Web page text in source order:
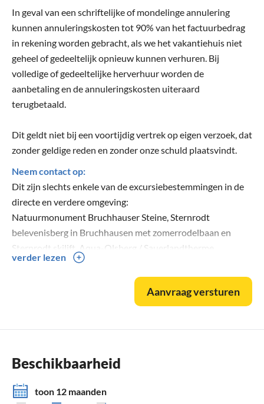
In geval van een schriftelijke of mondelinge annulering
kunnen annuleringskosten tot 90% van het factuurbedrag
in rekening worden gebracht, als we het vakantiehuis niet
geheel of gedeeltelijk opnieuw kunnen verhuren. Bij
volledige of gedeeltelijke herverhuur worden de
aanbetaling en de annuleringskosten uiteraard
terugbetaald.
Dit geldt niet bij een voortijdig vertrek op eigen verzoek, dat
zonder geldige reden en zonder onze schuld plaatsvindt.
Neem contact op:
Dit zijn slechts enkele van de excursiebestemmingen in de
directe en verdere omgeving:
Natuurmonument Bruchhauser Steine, Sternrodt
belevenisberg in Bruchhausen met zomerrodelbaan en
Sternrodt skilift, Aqua-Olsberg / Sauerlandtherme,
Willingen met Ettelsberg en Hochheideturm alsmede wild-
en sprookjespark, Hochheide in Niedersfeld, Winterberg
met Bike Arena en Panoramabrug, Fort Fun Adventure
Land, Diemelsee, Panoramapark Kirchhundem, Karl May
Golddörferweg zijn alleen hier te beleven.
verder lezen
Aanvraag versturen
Beschikbaarheid
toon 12 maanden